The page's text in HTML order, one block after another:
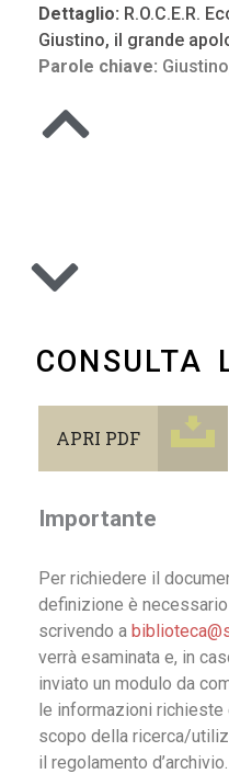
Dettaglio: R.O.C.E.R.
Giustino, il grande
Parole chiave: Giustino
CONSULTA
APRI PDF
Importante
Per richiedere il
definizione è
scrivendo a
verrà esaminata e, in
inviato un modulo da
le informazioni
scopo della ricerca/
il regolamento d’archivio.